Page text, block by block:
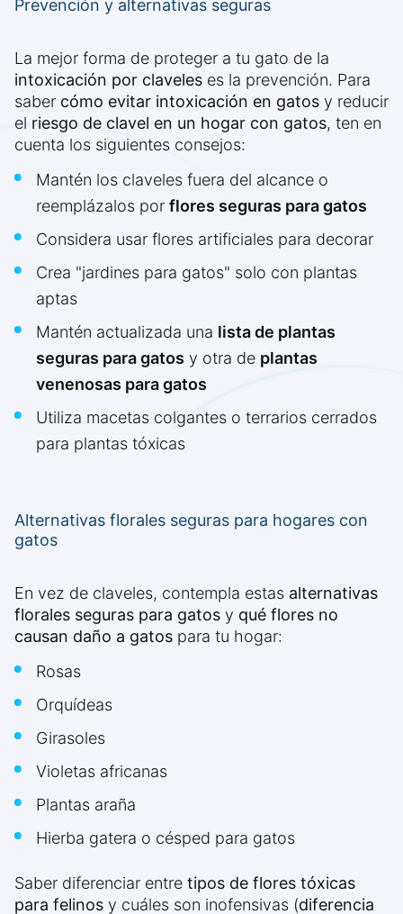
Prevención y alternativas seguras
La mejor forma de proteger a tu gato de la
intoxicación por claveles es la prevención. Para
saber cómo evitar intoxicación en gatos y reducir
el riesgo de clavel en un hogar con gatos, ten en
cuenta los siguientes consejos:
Mantén los claveles fuera del alcance o
reemplázalos por flores seguras para gatos
Considera usar flores artificiales para decorar
Crea "jardines para gatos" solo con plantas
aptas
Mantén actualizada una lista de plantas
seguras para gatos y otra de plantas
venenosas para gatos
Utiliza macetas colgantes o terrarios cerrados
para plantas tóxicas
Alternativas florales seguras para hogares con
gatos
En vez de claveles, contempla estas alternativas
florales seguras para gatos y qué flores no
causan daño a gatos para tu hogar:
Rosas
Orquídeas
Girasoles
Violetas africanas
Plantas araña
Hierba gatera o césped para gatos
Saber diferenciar entre tipos de flores tóxicas
para felinos y cuáles son inofensivas (diferencia